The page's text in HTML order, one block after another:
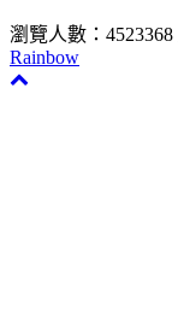
瀏覽人數：4523368
Rainbow